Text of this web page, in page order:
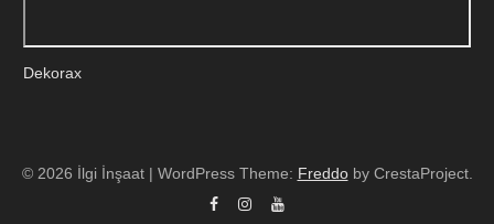
Dekorax
© 2026 İlgi İnşaat | WordPress Theme: Freddoby CrestaProject.
FacebookInstagram